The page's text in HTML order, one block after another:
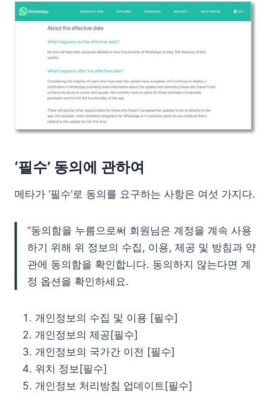
‘필수’ 동의에 관하여
메타가 ‘필수’로 동의를 요구하는 사항은 여섯 가지다.
“동의함을 누름으로써 회원님은 계정을 계속 사용
하기 위해 위 정보의 수집, 이용, 제공 및 방침과 약
관에 동의함을 확인합니다. 동의하지 않는다면 계
정 옵션을 확인하세요.
개인정보의 수집 및 이용 [필수]
개인정보의 제공[필수]
개인정보의 국가간 이전 [필수]
위치 정보[필수]
개인정보 처리방침 업데이트[필수]